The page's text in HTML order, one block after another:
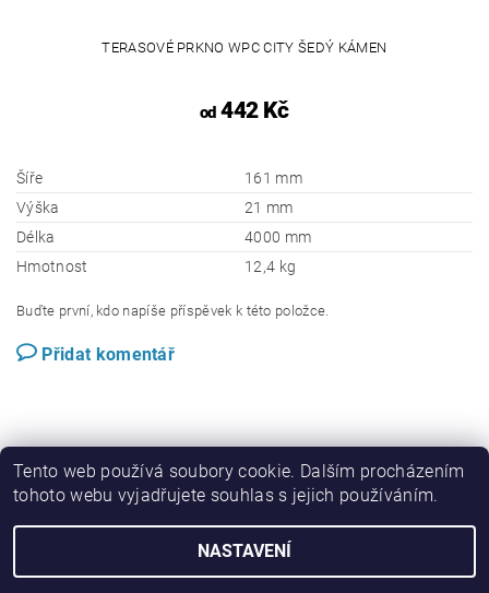
TERASOVÉ PRKNO WPC CITY ŠEDÝ KÁMEN
od442 Kč
Šíře
161 mm
Výška
21 mm
Délka
4000 mm
Hmotnost
12,4 kg
Buďte první, kdo napíše příspěvek k této položce.
Přidat komentář
2026 © WPC E-SHOP, všechna práva vyhrazena
Tento web používá soubory cookie. Dalším procházením
tohoto webu vyjadřujete souhlas s jejich používáním.
NASTAVENÍ